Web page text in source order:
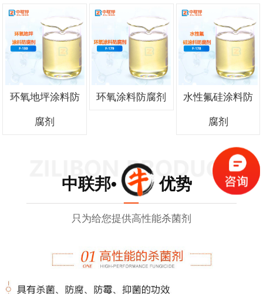
环氧地坪涂料防
腐剂
环氧涂料防腐剂 水性氟硅涂料防
腐剂
中联邦• 优势
只为给您提供高性能杀菌剂